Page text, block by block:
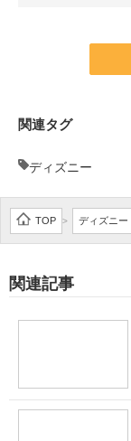
関連タグ
ディズニー
TOP > ディズニー
関連記事